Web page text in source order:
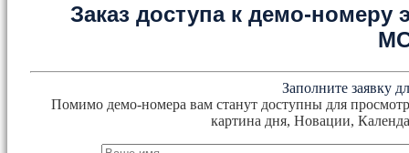
Заказ доступа к демо-номеру
Заполните заявку
Помимо демо-номера вам станут доступны для
картина дня, Новации,